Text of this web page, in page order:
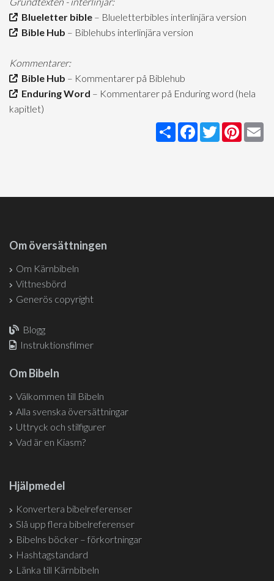
Blueletter bible – Blueletterbibles interlinjära version
Bible Hub – Biblehubs interlinjära version
Kommentarer:
Bible Hub – Kommentarer på Biblehub
Enduring Word – Kommentarer på Enduring word (hela
kapitlet)
Share Facebook
Twitter
Om översättningen
Om Kärnbibeln
Vittnesbörd
Generös copyright
Blogg
Instruktionsfilmer
Om Bibeln
Välkommen till Bibeln
Alla svenska översättningar
Uttryck och stilfigurer
Vad är en Kiasm?
Hjälpmedel
Konvertera bibelreferenser
Slå upp flera bibelreferenser
Bibelns böcker – förkortningar
Hashtagstandard
Länka till Kärnbibeln